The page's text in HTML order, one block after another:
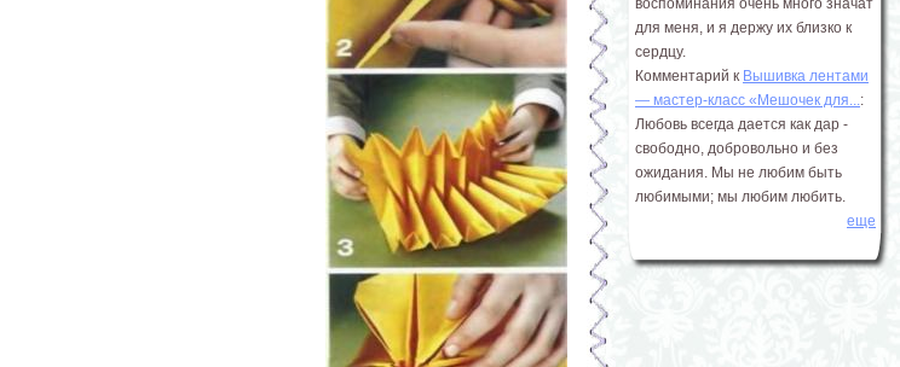
воспоминания очень много значат
для меня, и я держу их близко к
сердцу.
Комментарий к Вышивка лентами
― мастер-класс «Мешочек для...:
Любовь всегда дается как дар -
свободно, добровольно и без
ожидания. Мы не любим быть
любимыми; мы любим любить.
еще